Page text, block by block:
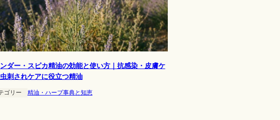
ダー・スピカ精油の効能と使い方｜抗感染・皮膚ケ
刺されケアに役立つ精油
ゴリー 精油・ハーブ事典と知恵